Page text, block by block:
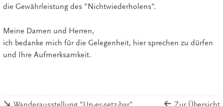
die Gewährleistung des "Nichtwiederholens".
Meine Damen und Herren,
ich bedanke mich für die Gelegenheit, hier sprechen zu dürfen
und Ihre Aufmerksamkeit.